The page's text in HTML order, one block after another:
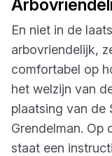
En niet in de
arbovriendelijk,
comfortabel op
het welzijn van
plaatsing van de
Grendelman. Op
staat een